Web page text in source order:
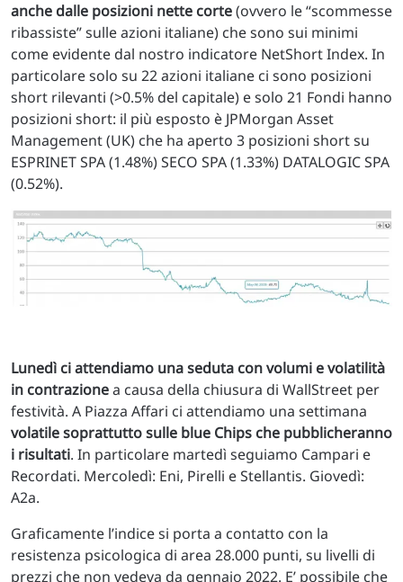
anche dalle posizioni nette corte(ovvero le “scommesse
ribassiste” sulle azioni italiane) che sono sui minimi
come evidente dal nostro indicatore NetShort Index. In
particolare solo su 22 azioni italiane ci sono posizioni
short rilevanti (>0.5% del capitale) e solo 21 Fondi hanno
posizioni short: il più esposto è JPMorgan Asset
Management (UK) che ha aperto 3 posizioni short su
ESPRINET SPA (1.48%) SECO SPA (1.33%) DATALOGIC SPA
(0.52%).
Lunedì ci attendiamo una seduta con volumi e volatilità
in contrazionea causa della chiusura di WallStreet per
festività. A Piazza Affari ci attendiamo una settimana
volatile soprattutto sulle blue Chips che pubblicheranno
i risultati. In particolare martedì seguiamo Campari e
Recordati. Mercoledì: Eni, Pirelli e Stellantis. Giovedì:
A2a.
Graficamente l’indice si porta a contatto con la
resistenza psicologica di area 28.000 punti, su livelli di
prezzi che non vedeva da gennaio 2022. E’ possibile che